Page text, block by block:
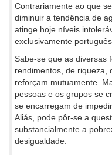
Contrariamente ao que
diminuir a tendência de
atinge hoje níveis
exclusivamente
Sabe-se que as diversas
rendimentos, de riqueza,
reforçam mutuamente.
pessoas e os grupos se
se encarregam de
Aliás, pode pôr-se a
substancialmente a
desigualdade.